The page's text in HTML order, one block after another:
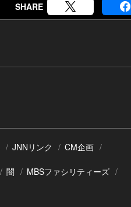
SHARE
JNNリンク CM企画
闇 MBSファシリティーズ